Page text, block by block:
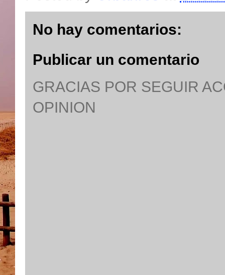
No hay comentarios:
Publicar un comentario
GRACIAS POR SEGUIR
OPINION